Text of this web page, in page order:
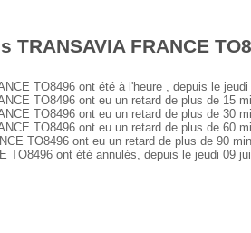
TRANSAVIA FRANCE
TO8496 ont été à l'heure , depuis le
TO8496 ont eu un retard de plus de 15
TO8496 ont eu un retard de plus de 30
TO8496 ont eu un retard de plus de 60
TO8496 ont eu un retard de plus de 90
TO8496 ont été annulés, depuis le jeudi 09